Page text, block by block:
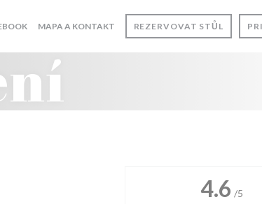
SE V NOVÉM OKNĚ))
((OTEVŘE SE V NOVÉM OKNĚ))
MAPA A KONTAKT REZERVOVAT STŮL
4.6 /5